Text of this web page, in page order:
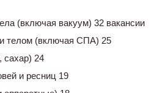
(включая вакуум) 32 вакансии
телом (включая СПА) 25
сахар) 24
и ресниц 19